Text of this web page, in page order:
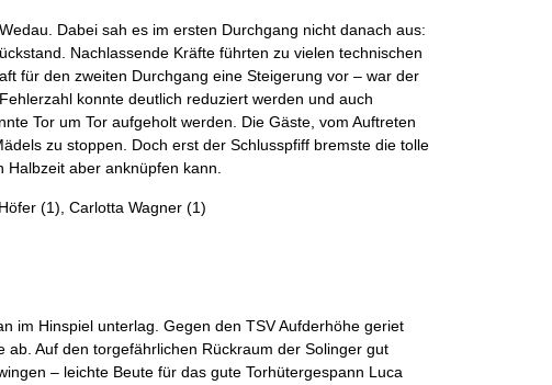
Dabei sah es im ersten Durchgang nicht danach aus:
Nachlassende Kräfte führten zu vielen technischen
für den zweiten Durchgang eine Steigerung vor – war der
konnte deutlich reduziert werden und auch
Tor um Tor aufgeholt werden. Die Gäste, vom Auftreten
zu stoppen. Doch erst der Schlusspfiff bremste die tolle
aber anknüpfen kann.
(1), Carlotta Wagner (1)
im Hinspiel unterlag. Gegen den TSV Aufderhöhe geriet
Auf den torgefährlichen Rückraum der Solinger gut
– leichte Beute für das gute Torhütergespann Luca